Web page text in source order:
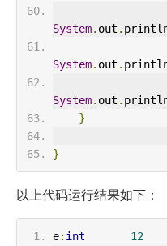
System. out .
System. out .
System. out .
}
}
以上代码运行结果如下：
e: int
12